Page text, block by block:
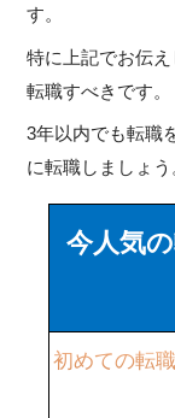
す。
特に上記でお伝
転職すべきです。
3年以内でも転職
に転職しましょう
今人気
初めての転